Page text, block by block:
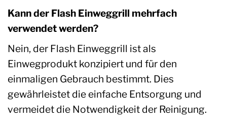
Kann der Flash Einweggrill mehrfach
verwendet werden?
Nein, der Flash Einweggrill ist als
Einwegprodukt konzipiert und für den
einmaligen Gebrauch bestimmt. Dies
gewährleistet die einfache Entsorgung und
vermeidet die Notwendigkeit der Reinigung.